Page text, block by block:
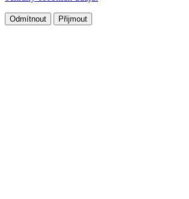
Odmítnout Přijmout